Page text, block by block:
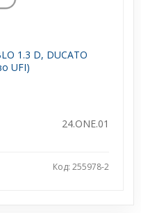
1.3 D, DUCATO
UFI)
24.ONE.01
Код: 255978-2